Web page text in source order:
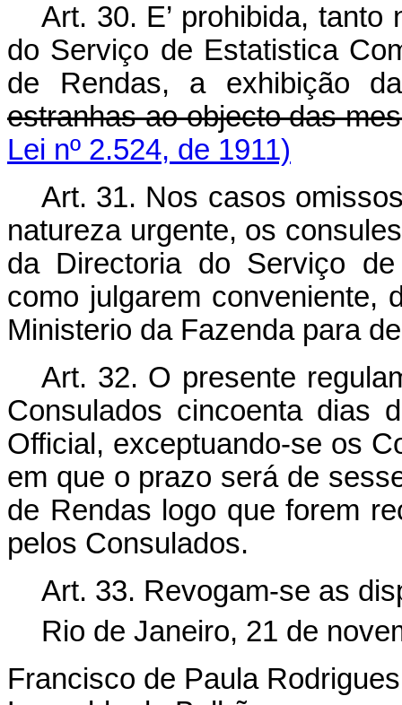
Art. 30. E’ prohibida,
do Serviço de Estatistica
de Rendas, a exhibição
estranhas ao objecto das
Lei nº 2.524, de 1911)
Art. 31. Nos casos
natureza urgente, os
da Directoria do Serviço
como julgarem conveniente,
Ministerio da Fazenda para
Art. 32. O presente
Consulados cincoenta dias
Official, exceptuando-se os
em que o prazo será de
de Rendas logo que forem
pelos Consulados.
Art. 33. Revogam-se as
Rio de Janeiro, 21 de
Francisco de Paula